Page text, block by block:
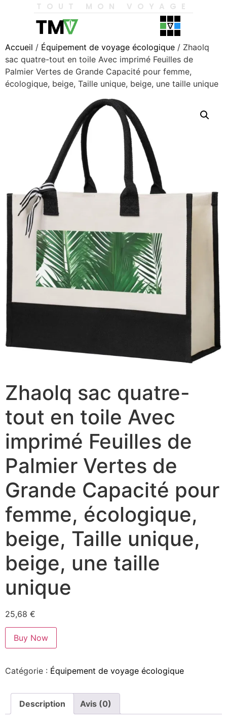
TOUT MON VOYAGE
Accueil / Équipement de voyage écologique / Zhaolq
sac quatre-tout en toile Avec imprimé Feuilles de
Palmier Vertes de Grande Capacité pour femme,
écologique, beige, Taille unique, beige, une taille unique
Zhaolq sac quatre-
tout en toile Avec
imprimé Feuilles de
Palmier Vertes de
Grande Capacité pour
femme, écologique,
beige, Taille unique,
beige, une taille
unique
25,68 €
Buy Now
Catégorie : Équipement de voyage écologique
Description Avis (0)